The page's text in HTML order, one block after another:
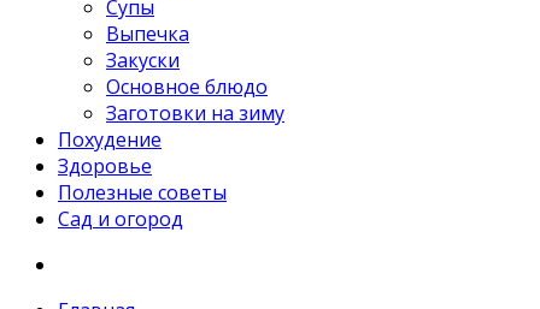
Супы
Выпечка
Закуски
Основное блюдо
Заготовки на зиму
Похудение
Здоровье
Полезные советы
Сад и огород